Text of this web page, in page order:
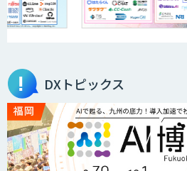
法人向けAIド
ト」
DXトピックス